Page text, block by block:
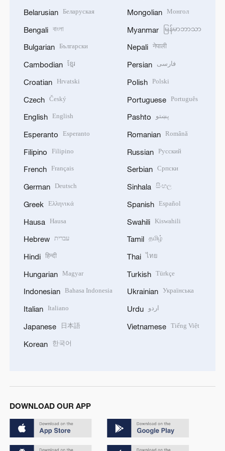
Belarusian Беларуская
Bengali বাংলা
Bulgarian Български
Cambodian ខ្មែរ
Croatian Hrvatski
Czech Český
English English
Esperanto Esperanto
Filipino Filipino
French Français
German Deutsch
Greek Ελληνικά
Hausa Hausa
Hebrew עברית
Hindi हिन्दी
Hungarian Magyar
Indonesian Bahasa Indonesia
Italian Italiano
Japanese 日本語
Korean 한국어
Mongolian Монгол
Myanmar မြန်မာဘာသာ
Nepali नेपाली
Persian فارسی
Polish Polski
Portuguese Português
Pashto پښتو
Romanian Română
Russian Русский
Serbian Српски
Sinhala සිංහල
Spanish Español
Swahili Kiswahili
Tamil தமிழ்
Thai ไทย
Turkish Türkçe
Ukrainian Українська
Urdu اردو
Vietnamese Tiếng Việt
DOWNLOAD OUR APP